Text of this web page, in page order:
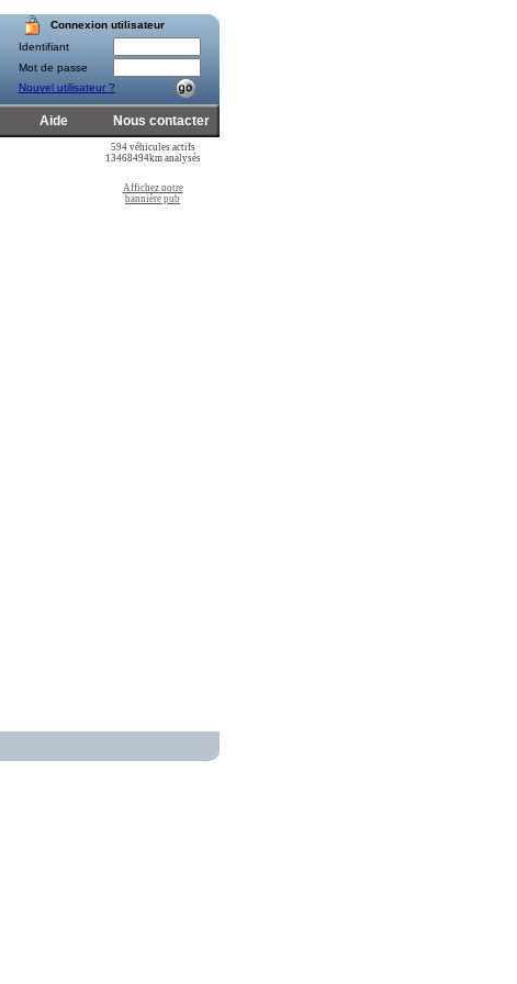
Connexion utilisateur
Identifiant
Mot de passe
Nouvel utilisateur ?
Aide Nous contacter
594 véhicules actifs
13468494km analysés
Affichez notre
bannière pub